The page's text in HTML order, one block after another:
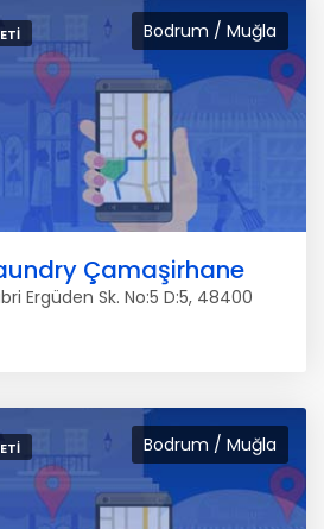
Bodrum / Muğla
Çamaşirhane
Ergüden Sk. No:5 D:5, 48400
Bodrum / Muğla